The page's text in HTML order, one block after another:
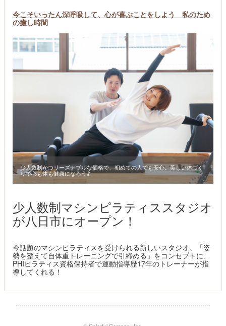
今こそいったん深呼吸して、心が喜ぶことをしよう 私のため
の癒し時間
少人数制かつリーズナブルな価格で、初めての人でも安心。美しい体づく
りで心も体も健康になろう♪
少人数制マシンピラティススタジオ
が八日市にオープン！
今話題のマシンピラティスを受けられる新しいスタジオ。「姿
勢を整えて自体重トレーニングで引締める」をコンセプトに、
PHIピラティス資格保持者で運動指導歴17年のトレーナーが指
導してくれる！